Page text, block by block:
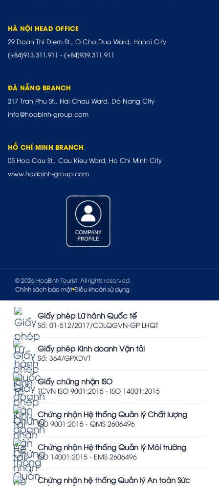
HÀ NỘI HEAD OFFICE
29 Doan Thi Diem St., O Cho Dua Ward, Hanoi City
(+84)913.311.911 - (+84)939.311.911
ĐÀ NẴNG BRANCH
217 Tran Phu St., Hai Chau Ward, Da Nang City
info@hoabinh-group.com
HỒ CHÍ MINH BRANCH
05 Hoa Cau St., Cau Kieu Ward, Ho Chi Minh City
www.hoabinh-group.com
© 2026 HoaBinh Tourist. All rights reserved.
Chính sách bảo mật Điều khoản sử dụng
Giấy phép Lữ hành Quốc tế
Số: 01-512/2017/CDLQGVN-GP LHQT
Giấy phép Kinh doanh Vận tải
Số: 364/GPXDVT
Giấy chứng nhận ISO
TCVN ISO 9001:2015 - ISO 14001:2015
Chứng nhận Hệ thống Quản lý Chất lượng
ISO 9001:2015 - QMS 2606496
Chứng nhận Hệ thống Quản lý Môi trường
ISO 14001:2015 - EMS 2606496
Chứng nhận hệ thống Quản lý An toàn Sức